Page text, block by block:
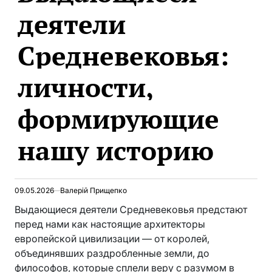
деятели
Средневековья:
личности,
формирующие
нашу историю
09.05.2026 Валерій Прищепко
Выдающиеся деятели Средневековья предстают
перед нами как настоящие архитекторы
европейской цивилизации — от королей,
объединявших раздробленные земли, до
философов, которые сплели веру с разумом в